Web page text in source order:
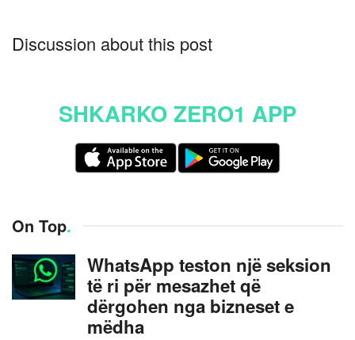
Discussion about this post
SHKARKO ZERO1 APP
On Top.
WhatsApp teston një seksion
të ri për mesazhet që
dërgohen nga bizneset e
mëdha